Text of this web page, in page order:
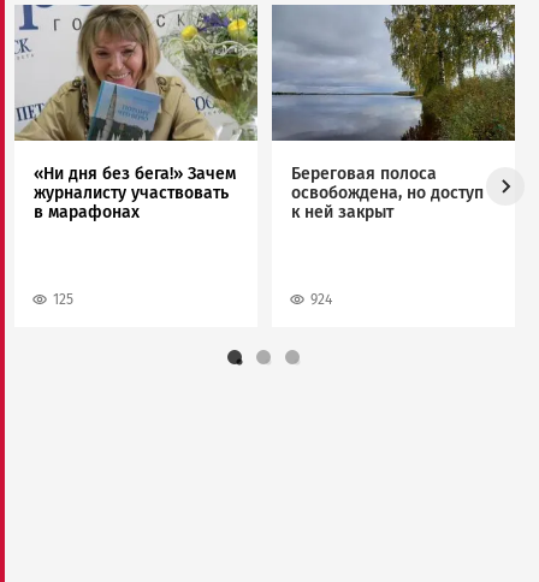
Image
«Ни дня без бега!» Зачем
журналисту участвовать
в марафонах
125
Береговая полоса
освобождена, но доступ
к ней закрыт
924